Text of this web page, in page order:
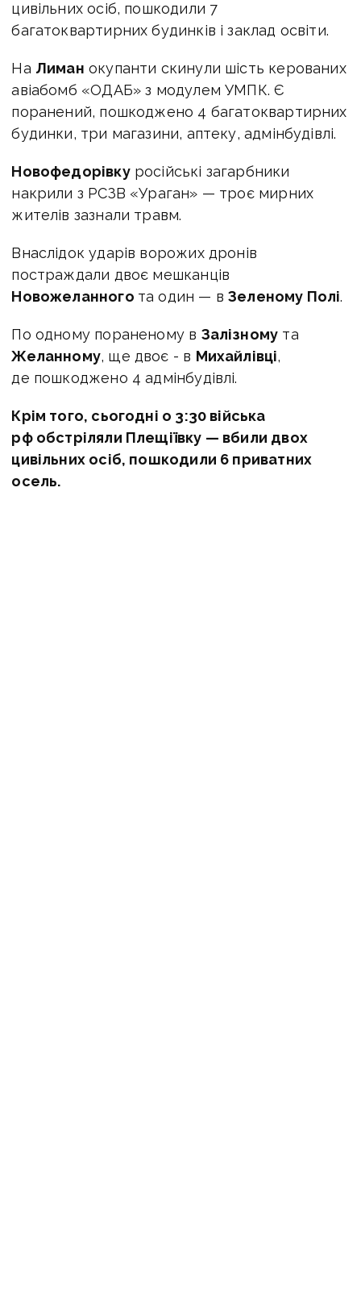
цивільних осіб, пошкодили 7
багатоквартирних будинків і заклад освіти.
На Лиман окупанти скинули шість керованих
авіабомб «ОДАБ» з модулем УМПК. Є
поранений, пошкоджено 4 багатоквартирних
будинки, три магазини, аптеку, адмінбудівлі.
Новофедорівкуросійські загарбники
накрили з РСЗВ «Ураган» — троє мирних
жителів зазнали травм.
Внаслідок ударів ворожих дронів
постраждали двоє мешканців
Новожеланного та один — вЗеленому Полі.
По одному пораненому в Залізному та
Желанному, ще двоє - в Михайлівці,
де пошкоджено 4 адмінбудівлі.
Крім того, сьогодні о 3:30 війська
рф обстріляли Плещіївку — вбили двох
цивільних осіб, пошкодили 6 приватних
осель.